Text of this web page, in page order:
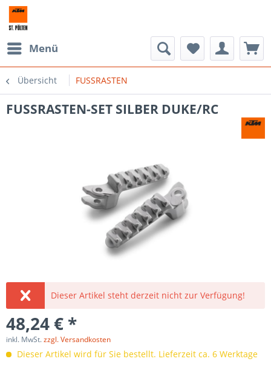
Menü
Übersicht FUSSRASTEN
FUSSRASTEN-SET SILBER DUKE/RC
Dieser Artikel steht derzeit nicht zur Verfügung!
48,24 € *
inkl. MwSt.zzgl. Versandkosten
Dieser Artikel wird für Sie bestellt. Lieferzeit ca. 6 Werktage